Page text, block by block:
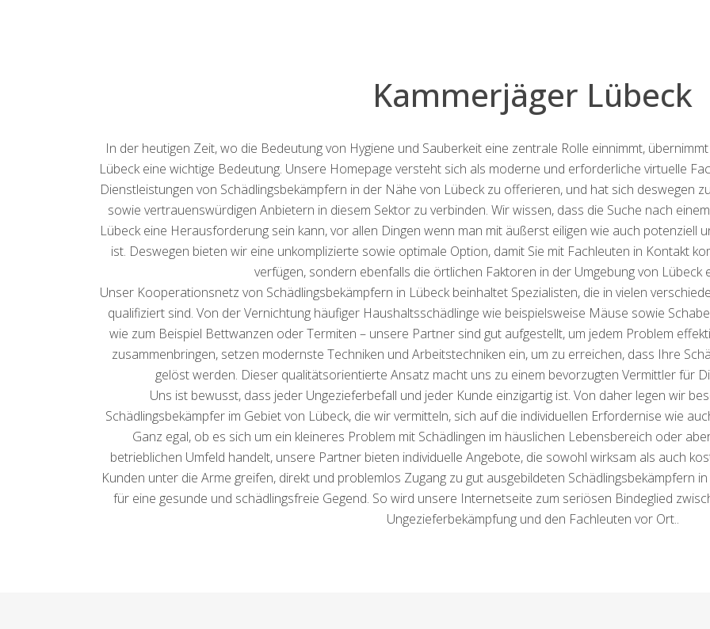
Kammerjäger Lübeck
In der heutigen Zeit, wo die Bedeutung von Hygiene und Sauberkeit eine zentrale Rolle einnimmt,
Lübeck eine wichtige Bedeutung. Unsere Homepage versteht sich als moderne und erforderliche virtuelle
Dienstleistungen von Schädlingsbekämpfern in der Nähe von Lübeck zu offerieren, und hat sich deswegen
sowie vertrauenswürdigen Anbietern in diesem Sektor zu verbinden. Wir wissen, dass die Suche nach
Lübeck eine Herausforderung sein kann, vor allen Dingen wenn man mit äußerst eiligen wie auch
ist. Deswegen bieten wir eine unkomplizierte sowie optimale Option, damit Sie mit Fachleuten in Kontakt
verfügen, sondern ebenfalls die örtlichen Faktoren in der Umgebung von Lübeck
Unser Kooperationsnetz von Schädlingsbekämpfern in Lübeck beinhaltet Spezialisten, die in vielen
qualifiziert sind. Von der Vernichtung häufiger Haushaltsschädlinge wie beispielsweise Mäuse sowie
wie zum Beispiel Bettwanzen oder Termiten – unsere Partner sind gut aufgestellt, um jedem Problem
zusammenbringen, setzen modernste Techniken und Arbeitstechniken ein, um zu erreichen, dass Ihre
gelöst werden. Dieser qualitätsorientierte Ansatz macht uns zu einem bevorzugten Vermittler für
Uns ist bewusst, dass jeder Ungezieferbefall und jeder Kunde einzigartig ist. Von daher legen wir
Schädlingsbekämpfer im Gebiet von Lübeck, die wir vermitteln, sich auf die individuellen Erfordernise wie
Ganz egal, ob es sich um ein kleineres Problem mit Schädlingen im häuslichen Lebensbereich oder
betrieblichen Umfeld handelt, unsere Partner bieten individuelle Angebote, die sowohl wirksam als auch
Kunden unter die Arme greifen, direkt und problemlos Zugang zu gut ausgebildeten Schädlingsbekämpfern
für eine gesunde und schädlingsfreie Gegend. So wird unsere Internetseite zum seriösen Bindeglied
Ungezieferbekämpfung und den Fachleuten vor Ort..